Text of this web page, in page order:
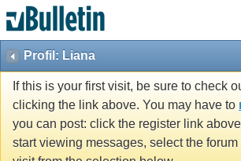
Profil: Liana
If this is your first visit, be sure to check
clicking the link above. You may have to
you can post: click the register link
start viewing messages, select the